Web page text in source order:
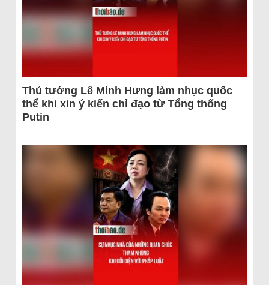
Thủ tướng Lê Minh Hưng làm nhục quốc
thể khi xin ý kiến chỉ đạo từ Tổng thống
Putin